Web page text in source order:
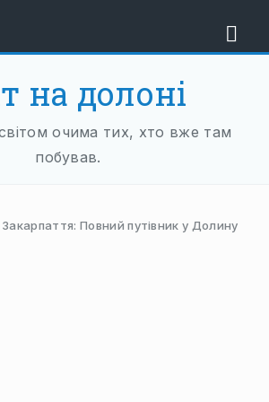
ЄВРОПА
на долоні
очима тих, хто вже там
побував.
Повний путівник у Долину